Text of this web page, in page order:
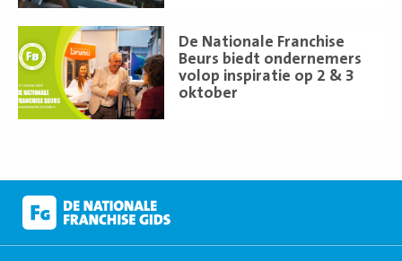
De Nationale Franchise
Beurs biedt ondernemers
volop inspiratie op 2 & 3
oktober
meer